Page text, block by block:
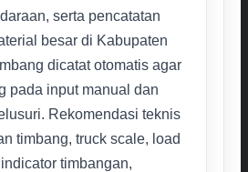
serta pencatatan
besar di Kabupaten
dicatat otomatis agar
pada input manual dan
Rekomendasi teknis
timbang, truck scale, load
timbangan,